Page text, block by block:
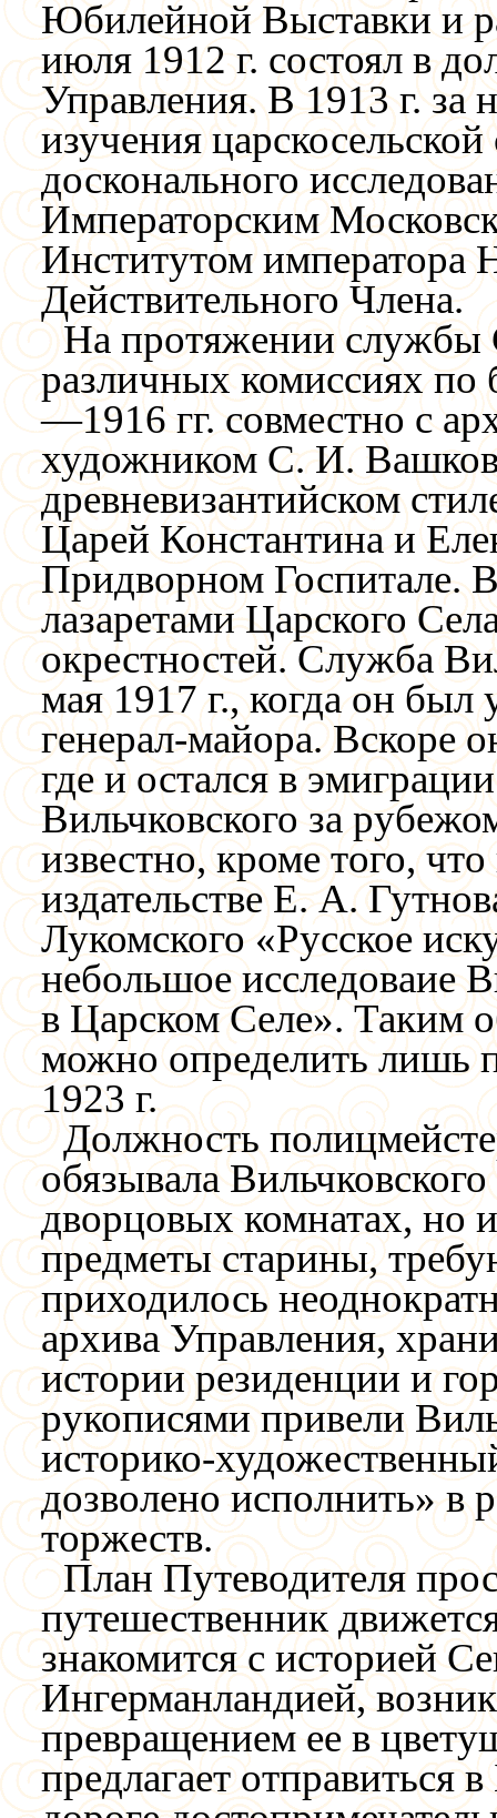
Юбилейной Выставки и
июля 1912 г. состоял в
Управления. В 1913 г. за
изучения
досконального
Императорским
Институтом императора
Действительного Члена.
На протяжении службы
различных комиссиях по
—1916 гг. совместно с
художником С. И.
древневизантийском
Царей Константина и
Придворном Госпитале.
лазаретами Царского
окрестностей. Служба
мая 1917 г., когда он был
генерал-майора. Вскоре
где и остался в
Вильчковского за
известно, кроме того,
издательстве Е. А.
Лукомского «Русское
небольшое исследоваие
в Царском Селе». Таким
можно определить лишь
1923 г.
Должность
обязывала
дворцовых комнатах, но
предметы старины,
приходилось
архива Управления,
истории резиденции и
рукописями привели
историко-
дозволено исполнить»
торжеств.
План Путеводителя
путешественник
знакомится с историей
Ингерманландией,
превращением ее в
предлагает отправиться